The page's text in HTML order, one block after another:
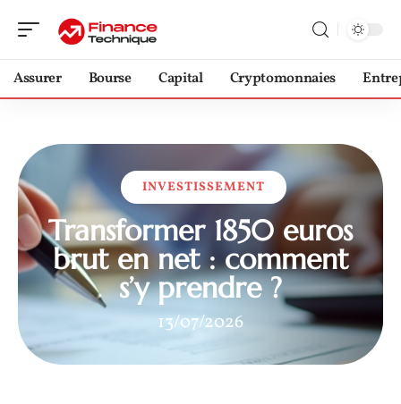
Assurer Bourse Capital Cryptomonnaies
INVESTISSEMENT
Transformer 1850 euros
brut en net : comment
s’y prendre ?
13/07/2026